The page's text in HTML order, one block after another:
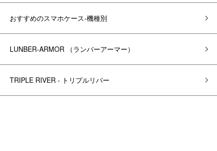
おすすめのスマホケース-機種別
LUNBER-ARMOR （ランバーアーマー）
TRIPLE RIVER - トリプルリバー